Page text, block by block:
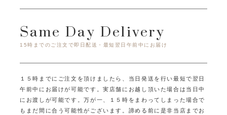
Same Day Delivery
15時までのご注文で即日配送・最短翌日午前中にお届け
１５時までにご注文を頂けましたら、当日発送を行い最短で翌日
午前中にお届けが可能です。実店舗にお越し頂いた場合は当日中
にお渡しが可能です。万が一、１５時をまわってしまった場合で
もまだ間に合う可能性がございます。 諦める前に是非当店までお